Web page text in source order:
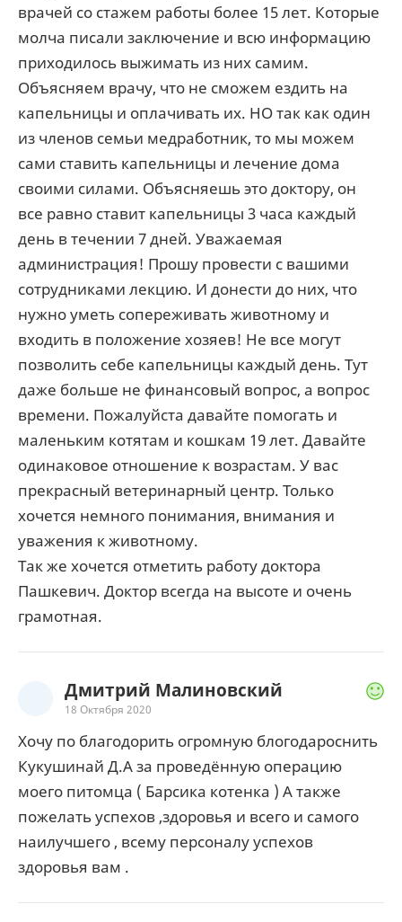
врачей со стажем работы более 15 лет. Которые
молча писали заключение и всю информацию
приходилось выжимать из них самим.
Объясняем врачу, что не сможем ездить на
капельницы и оплачивать их. НО так как один
из членов семьи медработник, то мы можем
сами ставить капельницы и лечение дома
своими силами. Объясняешь это доктору, он
все равно ставит капельницы 3 часа каждый
день в течении 7 дней. Уважаемая
администрация! Прошу провести с вашими
сотрудниками лекцию. И донести до них, что
нужно уметь сопереживать животному и
входить в положение хозяев! Не все могут
позволить себе капельницы каждый день. Тут
даже больше не финансовый вопрос, а вопрос
времени. Пожалуйста давайте помогать и
маленьким котятам и кошкам 19 лет. Давайте
одинаковое отношение к возрастам. У вас
прекрасный ветеринарный центр. Только
хочется немного понимания, внимания и
уважения к животному.
Так же хочется отметить работу доктора
Пашкевич. Доктор всегда на высоте и очень
грамотная.
Дмитрий Малиновский
18 Октября 2020
Хочу по благодорить огромную блогодароснить
Кукушинай Д.А за проведённую операцию
моего питомца ( Барсика котенка ) А также
пожелать успехов ,здоровья и всего и самого
наилучшего , всему персоналу успехов
здоровья вам .